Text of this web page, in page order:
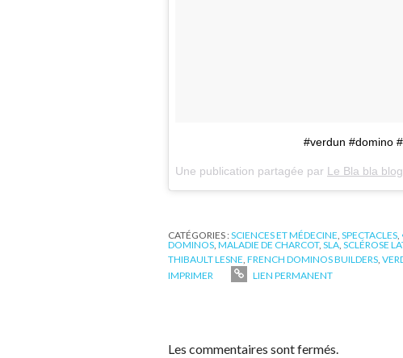
#verdun #domino
Une publication partagée par Le Bla bla blog
CATÉGORIES :SCIENCES ET MÉDECINE, SPECTACLES,
DOMINOS, MALADIE DE CHARCOT, SLA, SCLÉROSE
THIBAULT LESNE FRENCH DOMINOS BUILDERS
IMPRIMER
LIEN PERMANENT
Les commentaires sont fermés.